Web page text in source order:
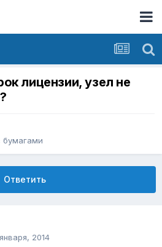
лицензии, узел не
бумагами
Ответить
2014